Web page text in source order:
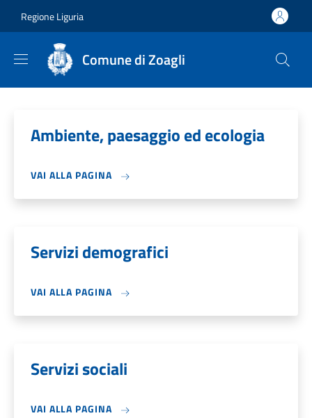
Regione Liguria
Comune di Zoagli
Ambiente, paesaggio ed ecologia
VAI ALLA PAGINA
Servizi demografici
VAI ALLA PAGINA
Servizi sociali
VAI ALLA PAGINA